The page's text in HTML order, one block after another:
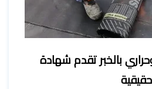
بالخبر تقدم شهادة